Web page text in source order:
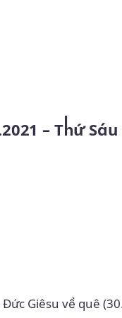
Đức Giêsu về quê